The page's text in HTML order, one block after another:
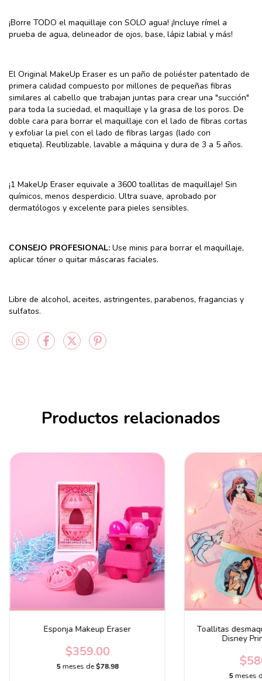
¡Borre TODO el maquillaje con SOLO agua! ¡Incluye rímel a
prueba de agua, delineador de ojos, base, lápiz labial y más!
El Original MakeUp Eraser es un paño de poliéster patentado de
primera calidad compuesto por millones de pequeñas fibras
similares al cabello que trabajan juntas para crear una "succión"
para toda la suciedad, el maquillaje y la grasa de los poros. De
doble cara para borrar el maquillaje con el lado de fibras cortas
y exfoliar la piel con el lado de fibras largas (lado con
etiqueta). Reutilizable, lavable a máquina y dura de 3 a 5 años.
¡1 MakeUp Eraser equivale a 3600 toallitas de maquillaje! Sin
químicos, menos desperdicio. Ultra suave, aprobado por
dermatólogos y excelente para pieles sensibles.
CONSEJO PROFESIONAL: Use minis para borrar el maquillaje,
aplicar tóner o quitar máscaras faciales.
Libre de alcohol, aceites, astringentes, parabenos, fragancias y
sulfatos.
Productos relacionados
Esponja Makeup Eraser
$359.00
5 meses de$78.98
Toallitas
Disney
5 meses